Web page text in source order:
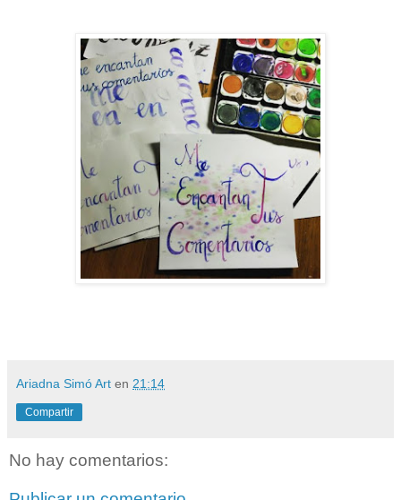
Ariadna Simó Art en 21:14
Compartir
No hay comentarios: